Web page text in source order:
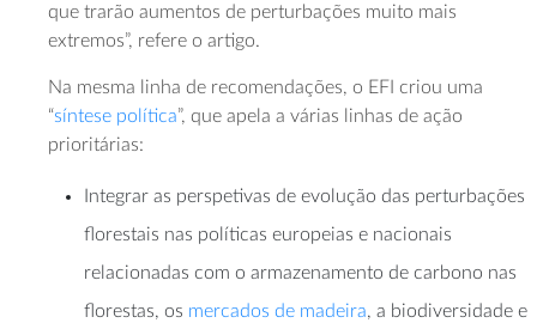
que trarão aumentos de perturbações muito mais
extremos”, refere o artigo.
Na mesma linha de recomendações, o EFI criou uma
“síntese política”, que apela a várias linhas de ação
prioritárias:
Integrar as perspetivas de evolução das perturbações
florestais nas políticas europeias e nacionais
relacionadas com o armazenamento de carbono nas
florestas, os mercados de madeira, a biodiversidade e